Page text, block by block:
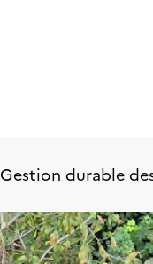
Gestion durable